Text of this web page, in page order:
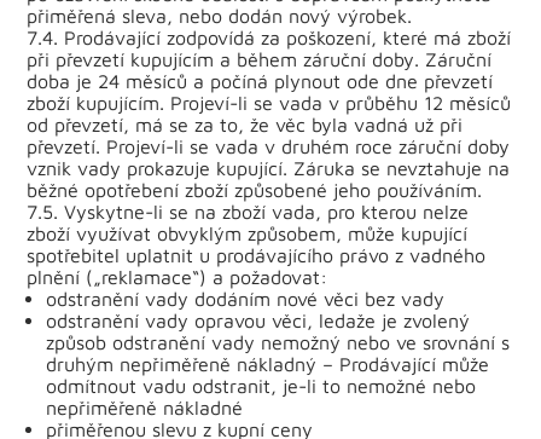
přiměřená sleva, nebo dodán nový výrobek.
7.4. Prodávající zodpovídá za poškození, které má zboží
při převzetí kupujícím a během záruční doby. Záruční
doba je 24 měsíců a počíná plynout ode dne převzetí
zboží kupujícím. Projeví-li se vada v průběhu 12 měsíců
od převzetí, má se za to, že věc byla vadná už při
převzetí. Projeví-li se vada v druhém roce záruční doby
vznik vady prokazuje kupující. Záruka se nevztahuje na
běžné opotřebení zboží způsobené jeho používáním.
7.5. Vyskytne-li se na zboží vada, pro kterou nelze
zboží využívat obvyklým způsobem, může kupující
spotřebitel uplatnit u prodávajícího právo z vadného
plnění („reklamace“) a požadovat:
odstranění vady dodáním nové věci bez vady
odstranění vady opravou věci, ledaže je zvolený
způsob odstranění vady nemožný nebo ve srovnání s
druhým nepřiměřeně nákladný – Prodávající může
odmítnout vadu odstranit, je-li to nemožné nebo
nepřiměřeně nákladné
přiměřenou slevu z kupní ceny